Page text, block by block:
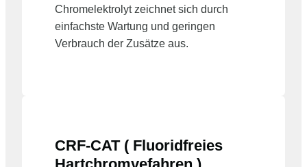
Chromelektrolyt zeichnet sich durch
einfachste Wartung und geringen
Verbrauch der Zusätze aus.
CRF-CAT ( Fluoridfreies